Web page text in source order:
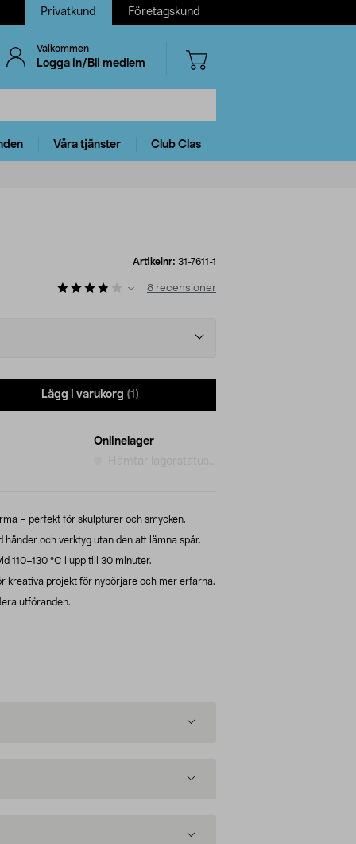
Privatkund Företagskund
Välkommen
Logga in/Bli medlem
Våra tjänster Club Clas
Artikelnr: 31-7611-1
8 recensioner
Lägg i varukorg (1)
Onlinelager
– perfekt för skulpturer och smycken.
och verktyg utan den att lämna spår.
110–130 °C i upp till 30 minuter.
kreativa projekt för nybörjare och mer erfarna.
utföranden.